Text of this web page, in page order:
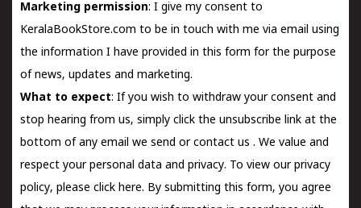
Marketing permission: I give my consent to
KeralaBookStore.com to be in touch with me via email using
the information I have provided in this form for the purpose
of news, updates and marketing.
What to expect: If you wish to withdraw your consent and
stop hearing from us, simply click the unsubscribe link at the
bottom of any email we send orcontact us . We value and
respect your personal data and privacy. To view our privacy
policy, please click here. By submitting this form, you agree